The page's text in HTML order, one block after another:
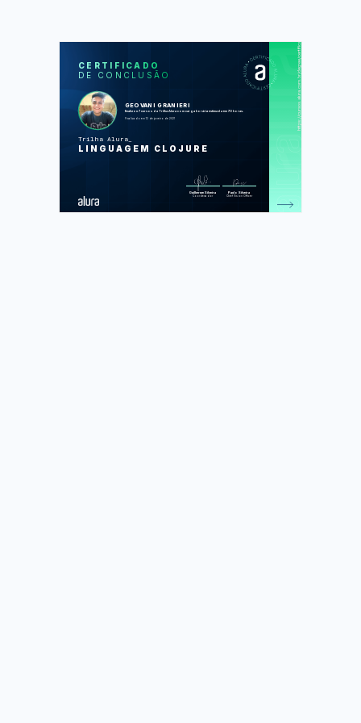
CERTIFICADO
DE CONCLUSÃO
GEOVANI GRANIERI
finalizou 7 cursos da Trilha Alura com carga horária estimada em 70 horas.
Finalizado em 12 de janeiro de 2021
Trilha Alura
LINGUAGEM CLOJURE
Guilherme Silveira
Coordenador
Paulo Silveira
Chief Vision Officer
CUR
SOS
Clojure: programação funcional
Clojure: coleções no dia a dia
Clojure: Record, protocol e multi method